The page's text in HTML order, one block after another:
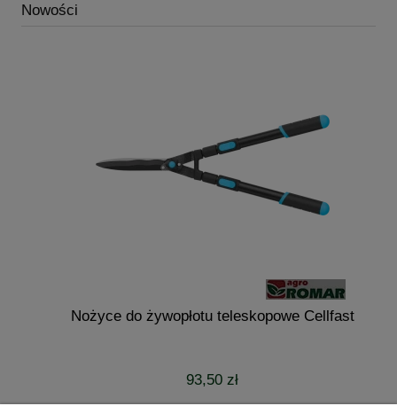
Nowości
Nożyce do żywopłotu teleskopowe Cellfast
93,50 zł